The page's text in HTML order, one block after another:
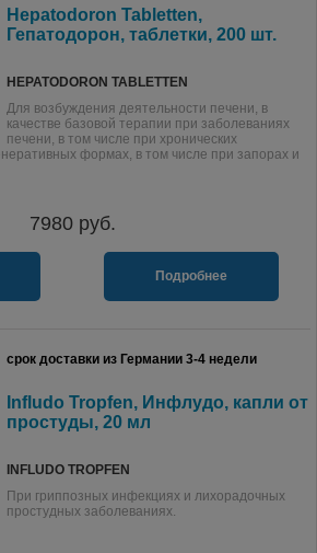
Hepatodoron Tabletten,
Гепатодорон, таблетки, 200 шт.
HEPATODORON TABLETTEN
Для возбуждения деятельности печени, в
качестве базовой терапии при заболеваниях
печени, в том числе при хронических
формах, в том числе при запорах и
7980руб.
Подробнее
срок доставки из Германии 3-4 недели
Infludo Tropfen, Инфлудо, капли от
простуды, 20 мл
INFLUDO TROPFEN
При гриппозных инфекциях и лихорадочных
простудных заболеваниях.